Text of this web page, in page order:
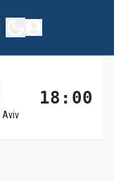
Aviv
18:00